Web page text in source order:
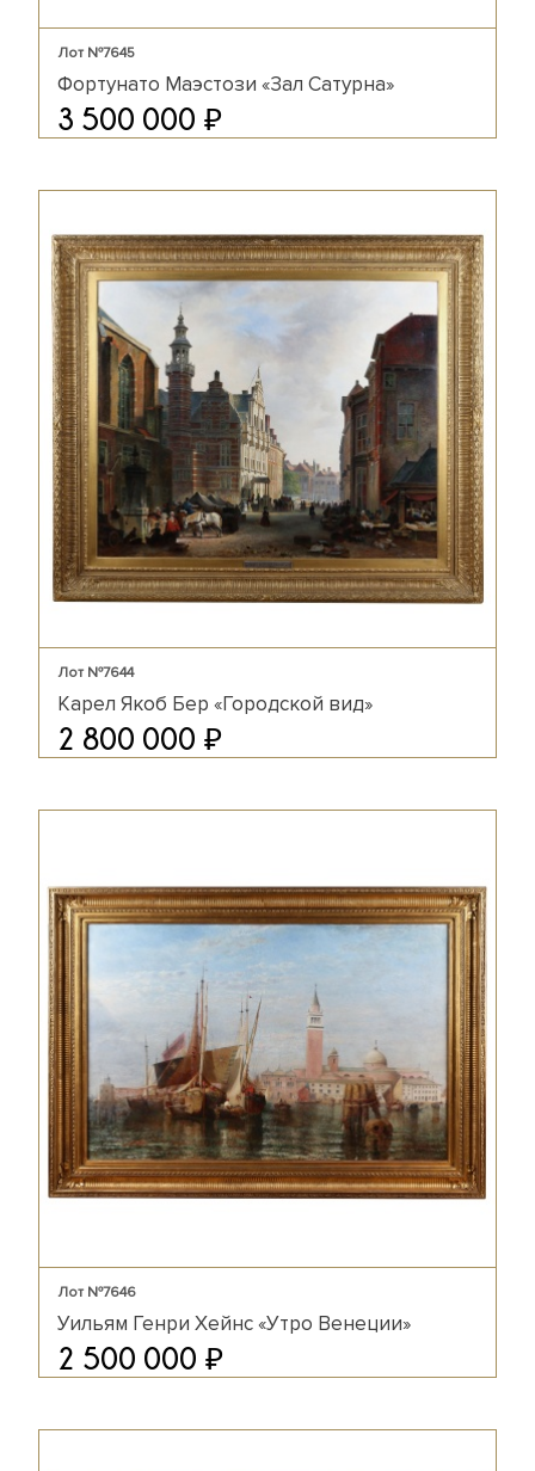
Лот №7645
Фортунато Маэстози «Зал Сатурна»
3 500 000 ₽
Лот №7644
Карел Якоб Бер «Городской вид»
2 800 000 ₽
Лот №7646
Уильям Генри Хейнс «Утро Венеции»
2 500 000 ₽